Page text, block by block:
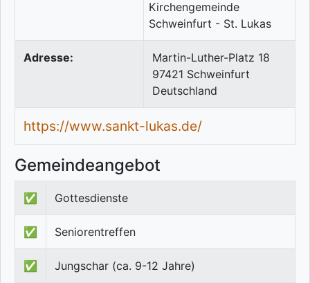
Adresse:
Martin-Luther-Platz 18
97421 Schweinfurt
Deutschland
https://www.sankt-lukas.de/
Gemeindeangebot
✅ Gottesdienste
✅ Seniorentreffen
✅ Jungschar (ca. 9-12 Jahre)